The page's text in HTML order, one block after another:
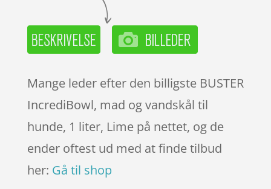
Mange leder efter den billigste BUSTER
IncrediBowl, mad og vandskål til
hunde, 1 liter, Lime på nettet, og de
ender oftest ud med at finde tilbud
her: Gå til shop